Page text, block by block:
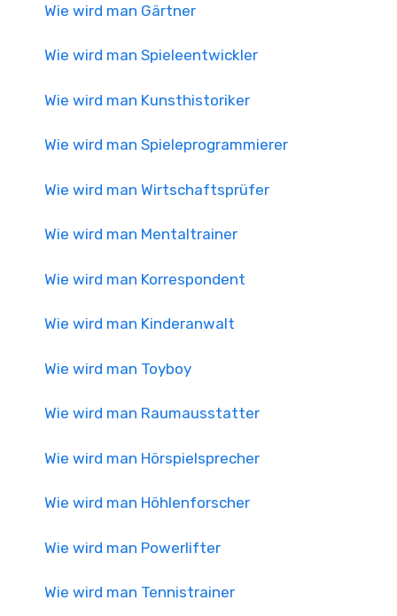
Wie wird man Gärtner
Wie wird man Spieleentwickler
Wie wird man Kunsthistoriker
Wie wird man Spieleprogrammierer
Wie wird man Wirtschaftsprüfer
Wie wird man Mentaltrainer
Wie wird man Korrespondent
Wie wird man Kinderanwalt
Wie wird man Toyboy
Wie wird man Raumausstatter
Wie wird man Hörspielsprecher
Wie wird man Höhlenforscher
Wie wird man Powerlifter
Wie wird man Tennistrainer